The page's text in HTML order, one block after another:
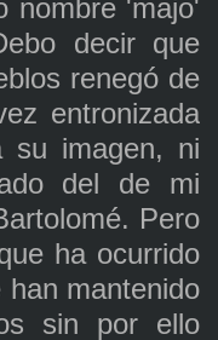
nombre 'majo'
decir que
renegó de
entronizada
su imagen, ni
del de mi
Pero
ha ocurrido
mantenido
sin por ello